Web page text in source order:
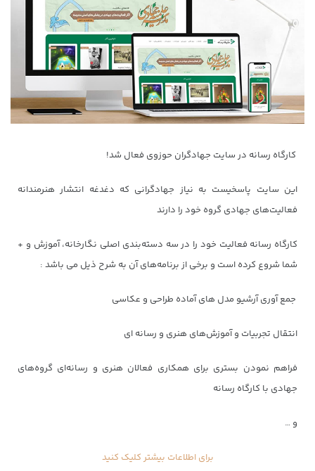
کارگاه رسانه در سایت جهادگران حوزوی فعال شد!
این سایت پاسخیست به نیاز جهادگرانی که دغدغه انتشار هنرمندانه
فعالیت‌های جهادی گروه خود را دارند
کارگاه رسانه فعالیت خود را در سه دسته‌بندی اصلی نگارخانه، آموزش و +
شما شروع کرده است و برخی از برنامه‌های آن به شرح ذیل می باشد :
جمع آوری آرشیو مدل های آماده طراحی و عکاسی
انتقال تجربیات و آموزش‌های هنری و رسانه ای
فراهم نمودن بستری برای همکاری فعالان هنری و رسانه‌ای گروه‌های
جهادی با کارگاه رسانه
و …
برای اطلاعات بیشتر کلیک کنید